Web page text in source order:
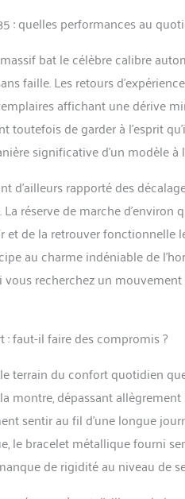
: quelles performances au
bat le célèbre calibre
faille. Les retours
affichant une dérive
toutefois de garder à l’esprit
significative d’un modèle à
d’ailleurs rapporté des
réserve de marche
et de la retrouver
au charme indéniable de
recherchez un
faut-il faire des compromis ?
terrain du confort quotidien
montre, dépassant
sentir au fil d’une longue
le bracelet métallique fourni
de rigidité au niveau de